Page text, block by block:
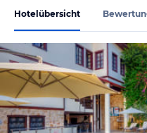
Hotelübersicht